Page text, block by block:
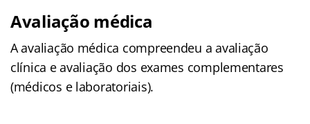
Avaliação médica
A avaliação médica compreendeu a avaliação
clínica e avaliação dos exames complementares
(médicos e laboratoriais).